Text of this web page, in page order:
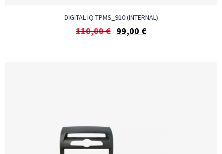
DIGITAL IQ TPMS_910 (INTERNAL)
110,00€ 99,00 €